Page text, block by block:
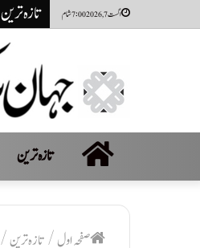
اگست 7, 2026 7:00 شام تازہ ترین
صفحہ
اول
تازہ ترین
صفحہ اول /تازہ ترین/